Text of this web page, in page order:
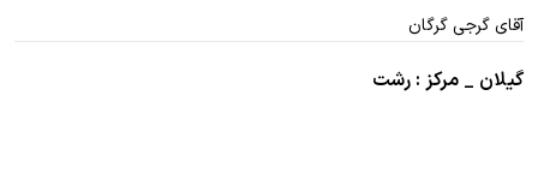
آقای گرجی گرگان
گیلان _ مرکز : رشت